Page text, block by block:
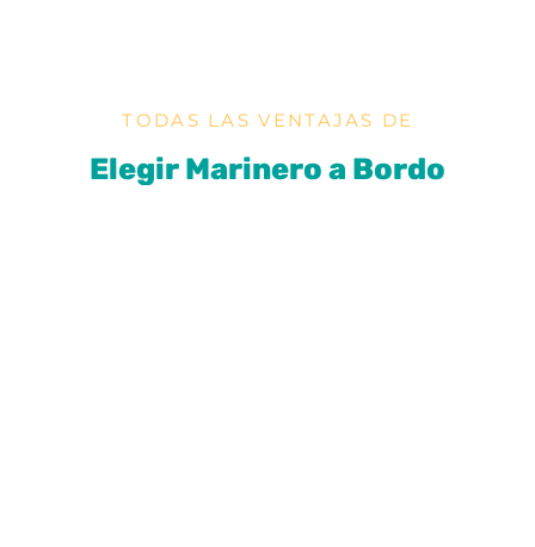
TODAS LAS VENTAJAS DE
Elegir Marinero a Bordo